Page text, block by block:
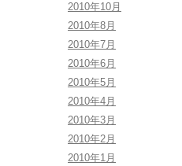
2010年10月
2010年8月
2010年7月
2010年6月
2010年5月
2010年4月
2010年3月
2010年2月
2010年1月